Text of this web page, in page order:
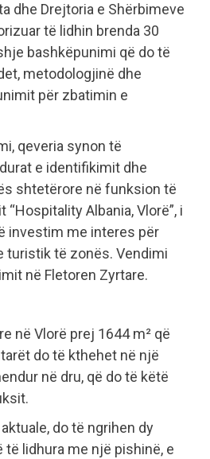
dhe Drejtoria e Shërbimeve
të lidhin brenda 30
bashkëpunimi që do të
metodologjinë dhe
për zbatimin e
qeveria synon të
e identifikimit dhe
shtetërore në funksion të
Albania, Vlorë”, i
investim me interes për
turistik të zonës. Vendimi
në Fletoren Zyrtare.
në Vlorë prej 1644 m² që
do të kthehet në një
në dru, që do të këtë
do të ngrihen dy
të lidhura me një pishinë, e